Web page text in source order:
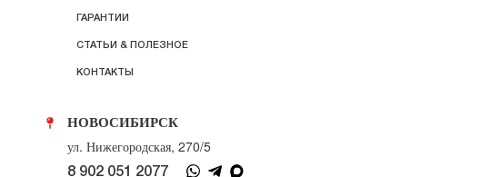
ГАРАНТИИ
СТАТЬИ & ПОЛЕЗНОЕ
КОНТАКТЫ
НОВОСИБИРСК
ул. Нижегородская, 270/5
8 902 051 2077